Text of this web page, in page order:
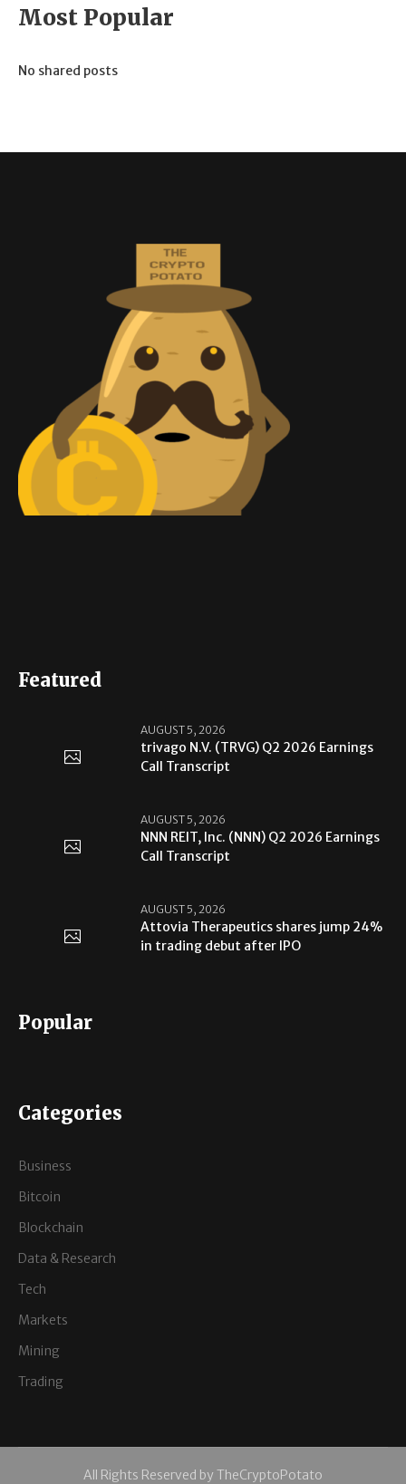
Most Popular
No shared posts
Featured
AUGUST 5, 2026
trivago N.V. (TRVG) Q2 2026 Earnings
Call Transcript
AUGUST 5, 2026
NNN REIT, Inc. (NNN) Q2 2026 Earnings
Call Transcript
AUGUST 5, 2026
Attovia Therapeutics shares jump 24%
in trading debut after IPO
Popular
Categories
Business
Bitcoin
Blockchain
Data & Research
Tech
Markets
Mining
Trading
All Rights Reserved by TheCryptoPotato